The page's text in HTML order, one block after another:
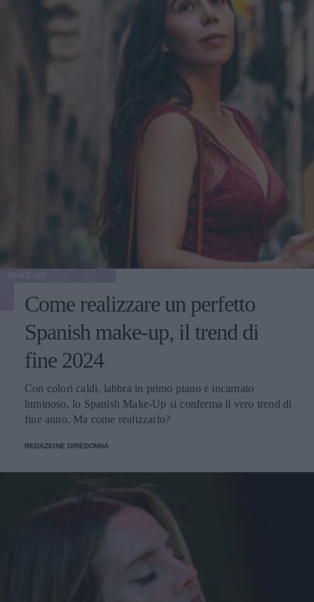
complessivo delle curve e della silhouette". C'è un
momento giusto per affidarsi a un Ozempic Makeover?
Levine suggerisce massima cautela in merito: "Dico spesso
ai miei pazienti che per ottenere il massimo da un
10-15 chili dopo la procedura, il risultato potrebbe non
essere ottimale". L'ideale, quindi, sarebbe raggiungere e
mantenere un peso stabile, prima di decidere di sottoporsi a
Come realizzare un perfetto
Spanish make-up, il trend di
fine 2024
Con colori caldi, labbra in primo piano e incarnato
luminoso, lo Spanish Make-Up si conferma il vero trend di
fine anno. Ma come realizzarlo?
REDAZIONE DIREDONNA